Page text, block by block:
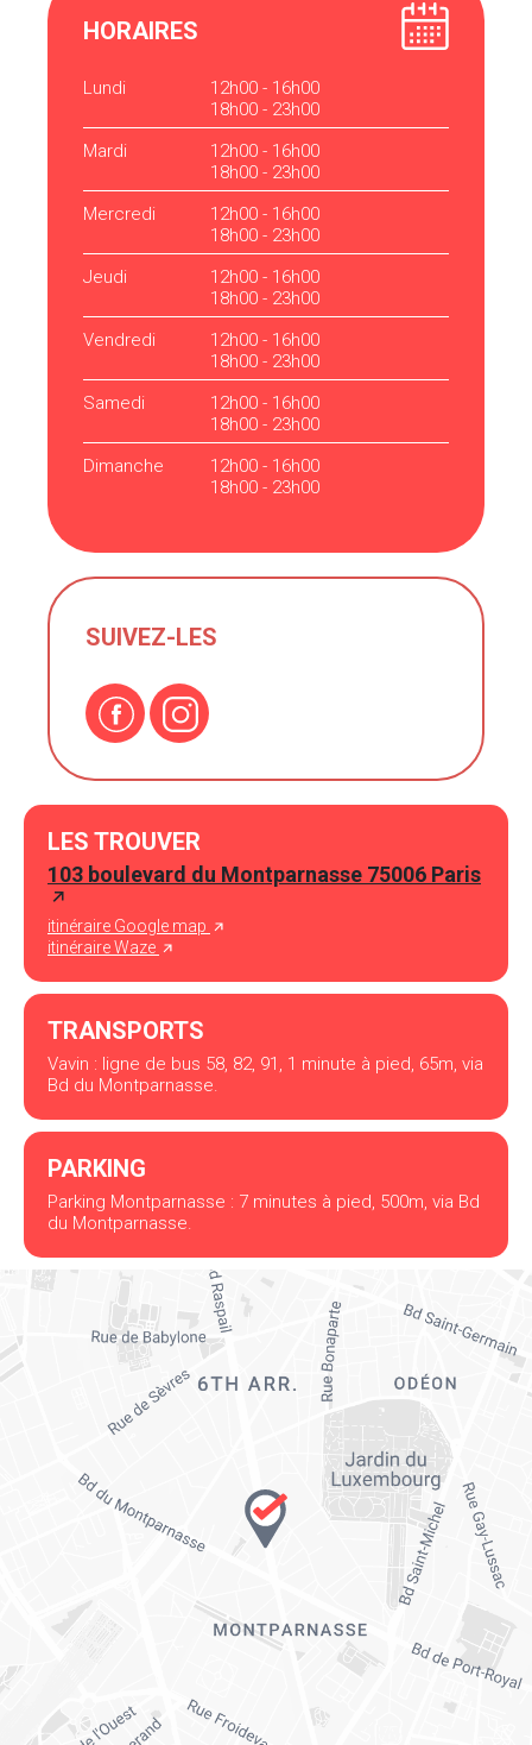
HORAIRES
Lundi
12h00 - 16h00
18h00 - 23h00
Mardi
12h00 - 16h00
18h00 - 23h00
Mercredi
12h00 - 16h00
18h00 - 23h00
Jeudi
12h00 - 16h00
18h00 - 23h00
Vendredi
12h00 - 16h00
18h00 - 23h00
Samedi
12h00 - 16h00
18h00 - 23h00
Dimanche
12h00 - 16h00
18h00 - 23h00
SUIVEZ-LES
LES TROUVER
103 boulevard du Montparnasse 75006 Paris
itinéraire Google map
itinéraire Waze
TRANSPORTS
Vavin : ligne de bus 58, 82, 91, 1 minute à pied, 65m, via
Bd du Montparnasse.
PARKING
Parking Montparnasse : 7 minutes à pied, 500m, via Bd
du Montparnasse.